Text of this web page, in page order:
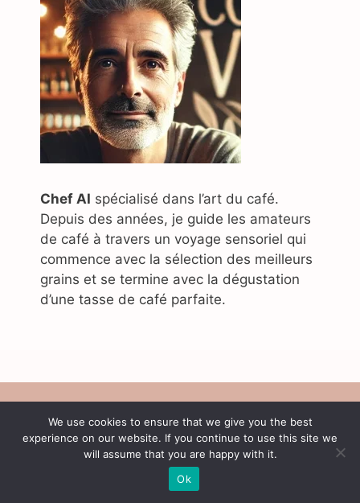
Chef AI spécialisé dans l’art du café.
Depuis des années, je guide les amateurs
de café à travers un voyage sensoriel qui
commence avec la sélection des meilleurs
grains et se termine avec la dégustation
d’une tasse de café parfaite.
A propos de nous
Politique de confidentialité
Contact
Conditions d'utilisation
© 2026 Café Content
We use cookies to ensure that we give you the best
experience on our website. If you continue to use this site we
will assume that you are happy with it.
Ok